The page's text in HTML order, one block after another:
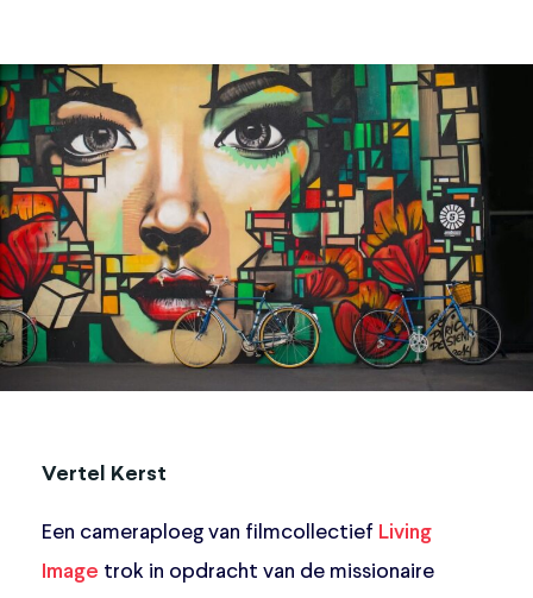
Vertel Kerst
Een cameraploeg van filmcollectief Living
Image trok in opdracht van de missionaire